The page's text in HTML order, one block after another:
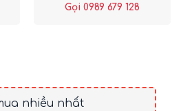
Gọi 0989 679 128
nhiều nhất